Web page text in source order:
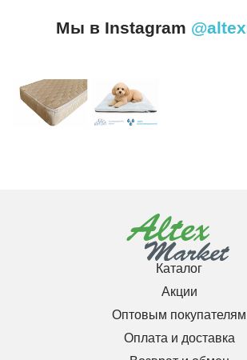
Мы в Instagram
Каталог
Акции
Оптовым покупателям
Оплата и доставка